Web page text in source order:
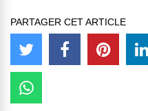
PARTAGER CET ARTICLE